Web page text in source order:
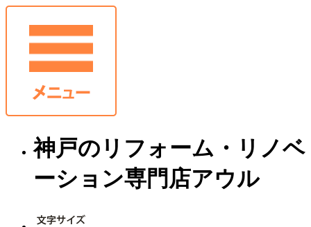
神戸のリフォーム・リノベ
ーション専門店アウル